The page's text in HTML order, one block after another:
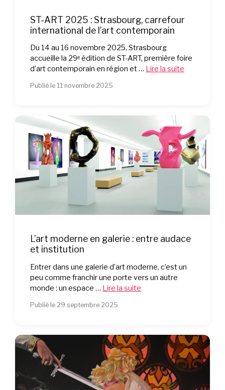
ST-ART 2025 : Strasbourg, carrefour
international de l’art contemporain
Du 14 au 16 novembre 2025, Strasbourg
accueille la 29ᵉ édition de ST-ART, première foire
d’art contemporain en région et … Lire la suite
Publié le 11 novembre 2025
L’art moderne en galerie : entre audace
et institution
Entrer dans une galerie d’art moderne, c’est un
peu comme franchir une porte vers un autre
monde : un espace … Lire la suite
Publié le 29 septembre 2025